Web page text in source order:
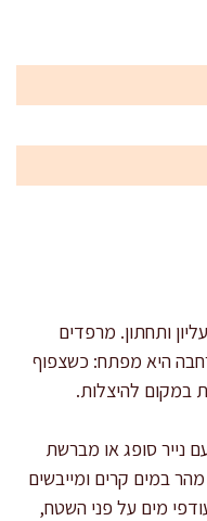
חום עליון ותחתון. מרפדים
היא מפתח: כשצפוף
במקום להיצלות.
נייר סופג או מברשת
במים קרים ומייבשים
מים על פני השטח,